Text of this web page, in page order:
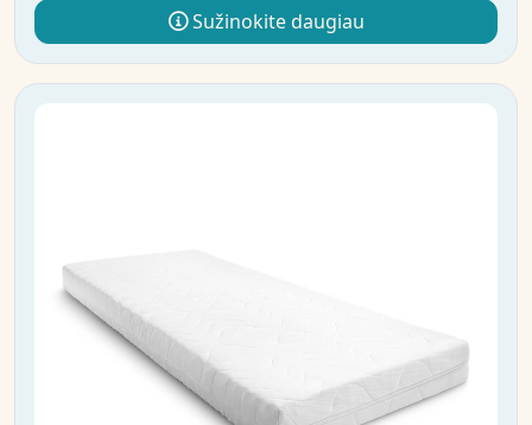
Sužinokite daugiau